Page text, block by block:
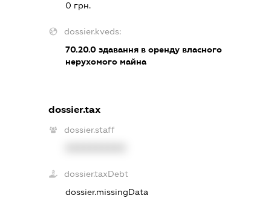
0 грн.
dossier.kveds:
70.20.0 здавання в оренду власного
нерухомого майна
dossier.tax
dossier.staff
dossier.taxDebt
dossier.missingData